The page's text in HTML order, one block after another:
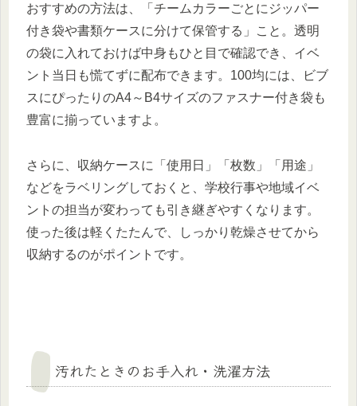
おすすめの方法は、「チームカラーごとにジッパー
付き袋や書類ケースに分けて保管する」こと。透明
の袋に入れておけば中身もひと目で確認でき、イベ
ント当日も慌てずに配布できます。100均には、ビブ
スにぴったりのA4～B4サイズのファスナー付き袋も
豊富に揃っていますよ。
さらに、収納ケースに「使用日」「枚数」「用途」
などをラベリングしておくと、学校行事や地域イベ
ントの担当が変わっても引き継ぎやすくなります。
使った後は軽くたたんで、しっかり乾燥させてから
収納するのがポイントです。
汚れたときのお手入れ・洗濯方法